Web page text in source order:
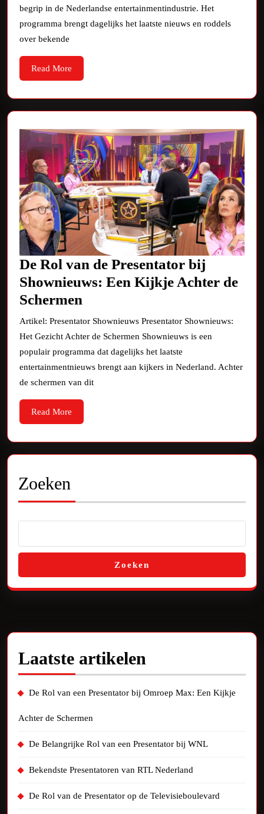
een
Shownieuws
Schermen
van
de
Showbizz
begrip in de Nederlandse entertainmentindustrie. Het
programma brengt dagelijks het laatste nieuws en roddels
over bekende
Read More
More
De Rol van de Presentator bij
Shownieuws: Een Kijkje Achter de
Schermen
Rol
van
de
Presentator
bij
Shownieuws:
Een
Kijkje
Achter
Artikel: Presentator Shownieuws Presentator Shownieuws:
Het Gezicht Achter de Schermen Shownieuws is een
populair programma dat dagelijks het laatste
entertainmentnieuws brengt aan kijkers in Nederland. Achter
de schermen van dit
Read More
More
Zoeken
Zoeken
Laatste artikelen
De Rol van een Presentator bij Omroep Max: Een Kijkje
Achter de Schermen
De Belangrijke Rol van een Presentator bij WNL
Bekendste Presentatoren van RTL Nederland
De Rol van de Presentator op de Televisieboulevard